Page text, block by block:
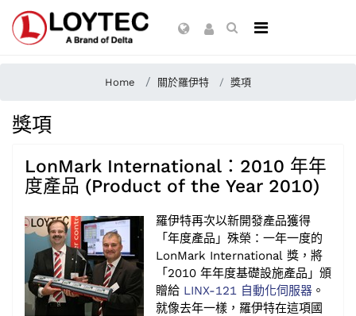
Home 關於羅伊特 獎項
獎項
LonMark International：2010 年年
度產品 (Product of the Year 2010)
羅伊特再次以新開發產品獲得
「年度產品」殊榮：一年一度的
LonMark International 獎，將
「2010 年年度基礎設施產品」頒
贈給 LINX-121 自動化伺服器 。
就像去年一樣，羅伊特在這項國